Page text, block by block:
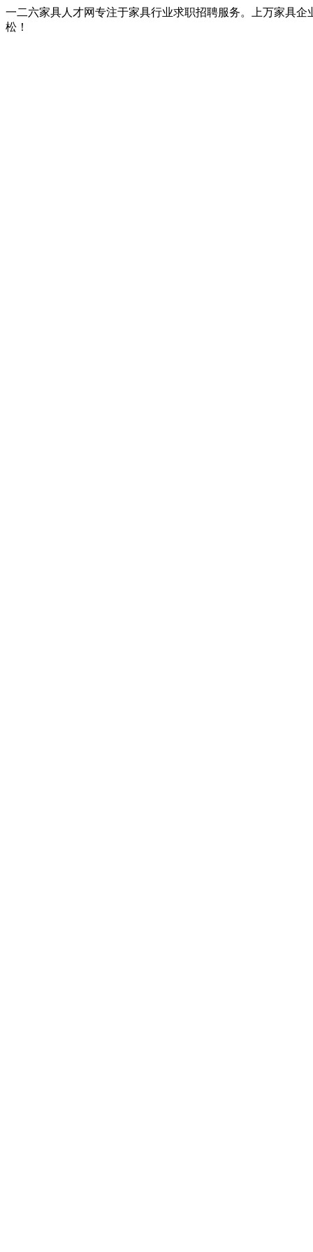
一二六家具人才网专注于家具行业求职招聘服务。上万家具
松！